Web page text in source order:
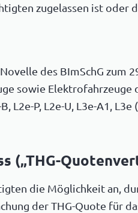
zugelassen ist oder
des BImSchG zum
sowie Elektrofahrzeuge
L2e-P, L2e-U, L3e-A1,
(„THG-
die Möglichkeit an,
der THG-Quote für